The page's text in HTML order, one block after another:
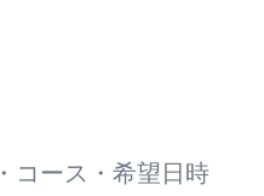
コース・希望日時